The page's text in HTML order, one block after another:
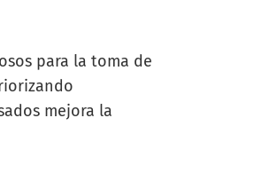
para la toma de
mejora la